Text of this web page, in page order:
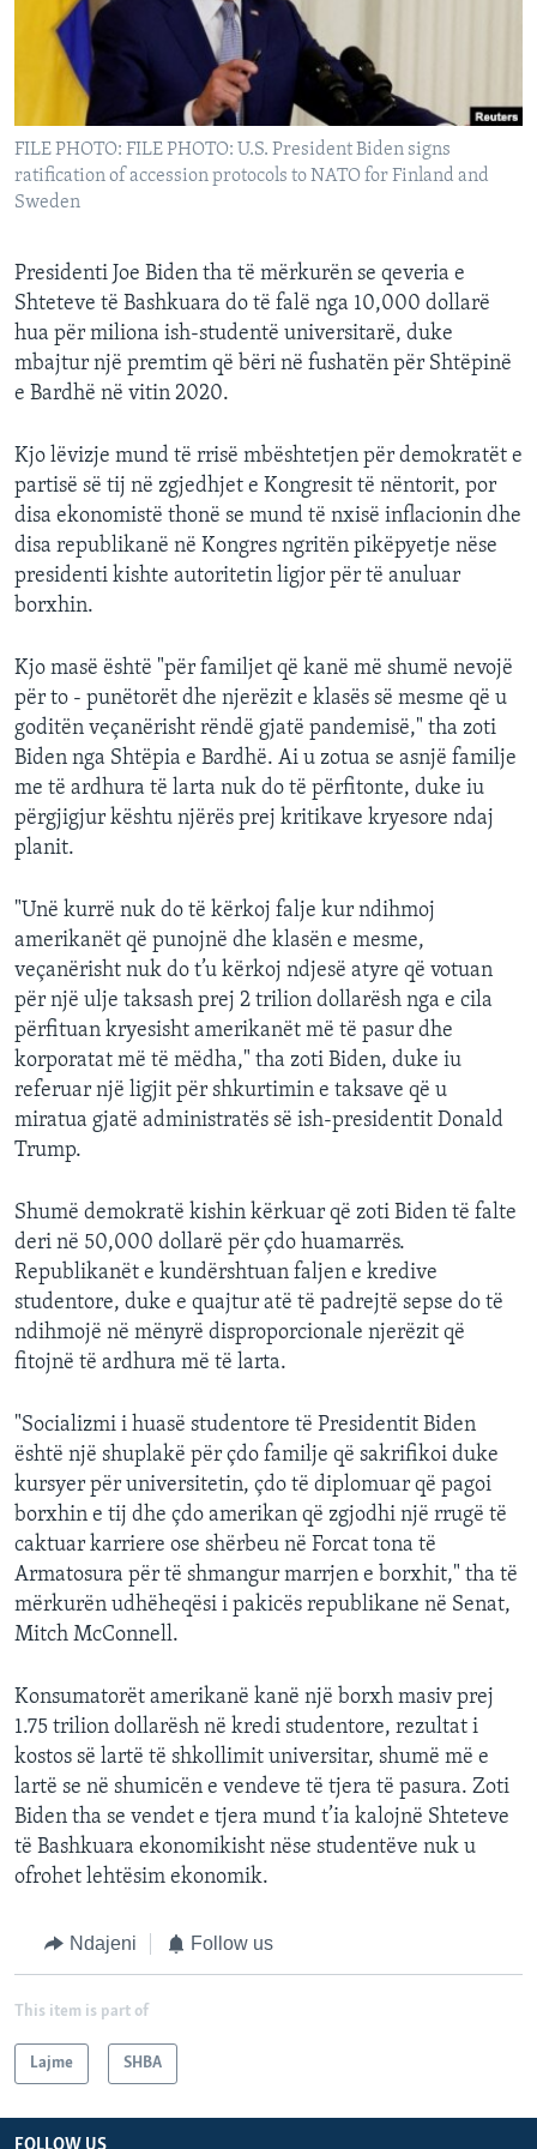
INTERVISTA
DITARI
FILE PHOTO: FILE PHOTO: U.S. President Biden signs
ratification of accession protocols to NATO for Finland and
Sweden
Presidenti Joe Biden tha të mërkurën se qeveria e
Shteteve të Bashkuara do të falë nga 10,000 dollarë
hua për miliona ish-studentë universitarë, duke
mbajtur një premtim që bëri në fushatën për Shtëpinë
e Bardhë në vitin 2020.
Kjo lëvizje mund të rrisë mbështetjen për demokratët e
partisë së tij në zgjedhjet e Kongresit të nëntorit, por
disa ekonomistë thonë se mund të nxisë inflacionin dhe
disa republikanë në Kongres ngritën pikëpyetje nëse
presidenti kishte autoritetin ligjor për të anuluar
borxhin.
Kjo masë është "për familjet që kanë më shumë nevojë
për to - punëtorët dhe njerëzit e klasës së mesme që u
goditën veçanërisht rëndë gjatë pandemisë," tha zoti
Biden nga Shtëpia e Bardhë. Ai u zotua se asnjë familje
me të ardhura të larta nuk do të përfitonte, duke iu
përgjigjur kështu njërës prej kritikave kryesore ndaj
planit.
"Unë kurrë nuk do të kërkoj falje kur ndihmoj
amerikanët që punojnë dhe klasën e mesme,
veçanërisht nuk do t’u kërkoj ndjesë atyre që votuan
për një ulje taksash prej 2 trilion dollarësh nga e cila
përfituan kryesisht amerikanët më të pasur dhe
korporatat më të mëdha," tha zoti Biden, duke iu
referuar një ligjit për shkurtimin e taksave që u
miratua gjatë administratës së ish-presidentit Donald
Trump.
Shumë demokratë kishin kërkuar që zoti Biden të falte
deri në 50,000 dollarë për çdo huamarrës.
Republikanët e kundërshtuan faljen e kredive
studentore, duke e quajtur atë të padrejtë sepse do të
ndihmojë në mënyrë disproporcionale njerëzit që
fitojnë të ardhura më të larta.
"Socializmi i huasë studentore të Presidentit Biden
është një shuplakë për çdo familje që sakrifikoi duke
kursyer për universitetin, çdo të diplomuar që pagoi
borxhin e tij dhe çdo amerikan që zgjodhi një rrugë të
caktuar karriere ose shërbeu në Forcat tona të
Armatosura për të shmangur marrjen e borxhit," tha të
mërkurën udhëheqësi i pakicës republikane në Senat,
Mitch McConnell.
Konsumatorët amerikanë kanë një borxh masiv prej
1.75 trilion dollarësh në kredi studentore, rezultat i
kostos së lartë të shkollimit universitar, shumë më e
lartë se në shumicën e vendeve të tjera të pasura. Zoti
Biden tha se vendet e tjera mund t’ia kalojnë Shteteve
të Bashkuara ekonomikisht nëse studentëve nuk u
ofrohet lehtësim ekonomik.
Ndajeni Follow us
This item is part of
Lajme SHBA